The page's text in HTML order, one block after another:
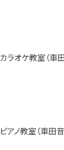
カラオケ教室（車
ピアノ教室（車田